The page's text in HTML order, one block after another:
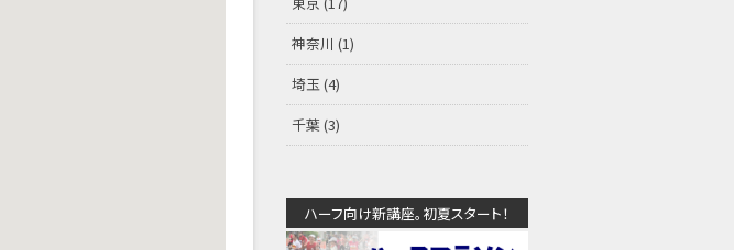
神奈川 (1)
埼玉(4)
千葉 (3)
ハーフ向け新講座。初夏スタート！